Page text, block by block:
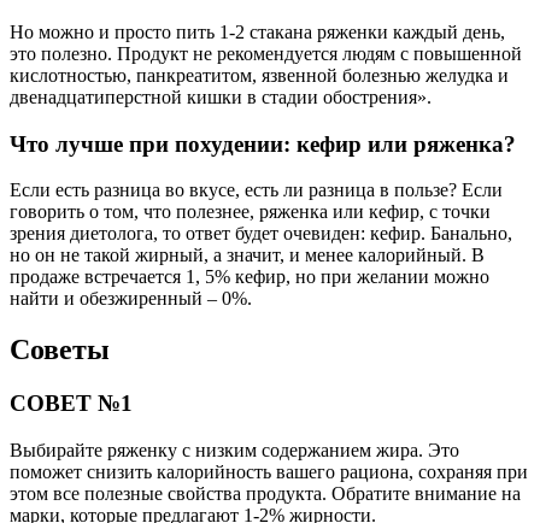
Но можно и просто пить 1-2 стакана ряженки каждый день,
это полезно. Продукт не рекомендуется людям с повышенной
кислотностью, панкреатитом, язвенной болезнью желудка и
двенадцатиперстной кишки в стадии обострения».
Что лучше при похудении: кефир или ряженка?
Если есть разница во вкусе, есть ли разница в пользе? Если
говорить о том, что полезнее, ряженка или кефир, с точки
зрения диетолога, то ответ будет очевиден: кефир. Банально,
но он не такой жирный, а значит, и менее калорийный. В
продаже встречается 1, 5% кефир, но при желании можно
найти и обезжиренный – 0%.
Советы
СОВЕТ №1
Выбирайте ряженку с низким содержанием жира. Это
поможет снизить калорийность вашего рациона, сохраняя при
этом все полезные свойства продукта. Обратите внимание на
марки, которые предлагают 1-2% жирности.